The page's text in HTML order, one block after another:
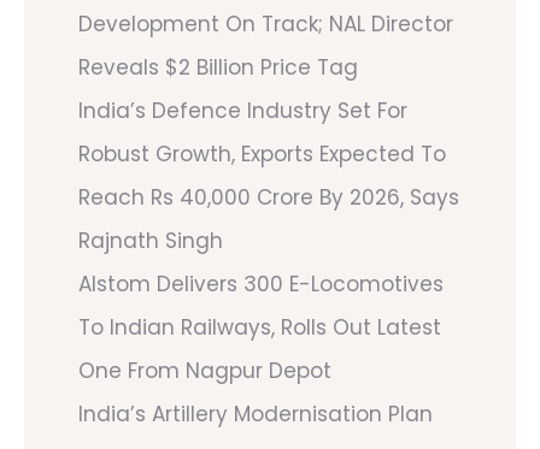
Development On Track; NAL Director
Reveals $2 Billion Price Tag
India’s Defence Industry Set For
Robust Growth, Exports Expected To
Reach Rs 40,000 Crore By 2026, Says
Rajnath Singh
Alstom Delivers 300 E-Locomotives
To Indian Railways, Rolls Out Latest
One From Nagpur Depot
India’s Artillery Modernisation Plan